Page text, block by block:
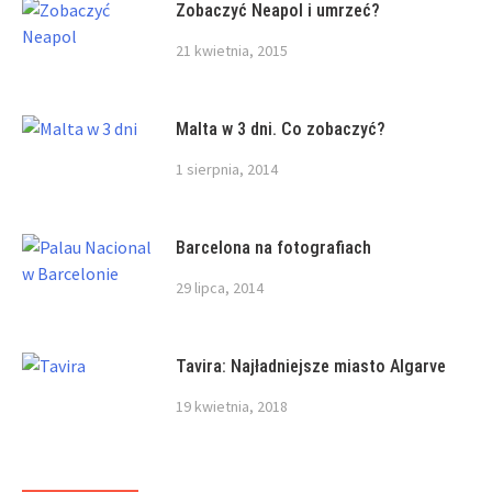
Zobaczyć Neapol i umrzeć?
21 kwietnia, 2015
Malta w 3 dni. Co zobaczyć?
1 sierpnia, 2014
Barcelona na fotografiach
29 lipca, 2014
Tavira: Najładniejsze miasto Algarve
19 kwietnia, 2018